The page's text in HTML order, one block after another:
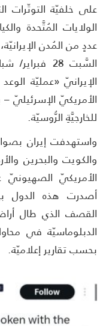
خلفيّة التوتّرات
المُتَّحدة
من المُدن الإيرانيّة،
الإسرئيليّ –
الرُّوسيّة.
إيران
والبحرين والأردن
الصهيونيّ على
هذه الدول
الذي طال
في محاولةٍ
تقارير إعلاميّة.